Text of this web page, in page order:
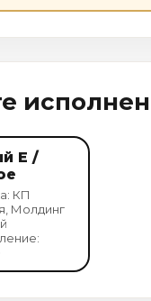
Е /
КП
Молдинг